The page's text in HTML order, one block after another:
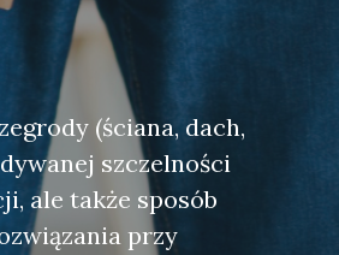
(ściana, dach,
szczelności
ale także sposób
przy